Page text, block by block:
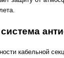
кабельной